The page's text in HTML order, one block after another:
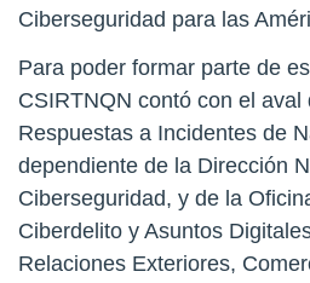
Ciberseguridad para las
Para poder formar parte de
CSIRTNQN contó con el aval
Respuestas a Incidentes de
dependiente de la Dirección
Ciberseguridad, y de la
Ciberdelito y Asuntos
Relaciones Exteriores,